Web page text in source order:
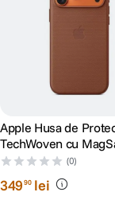
Apple Husa de
TechWoven cu
pentru iPhone 17 Pro
Sienna
(0)
34990 lei